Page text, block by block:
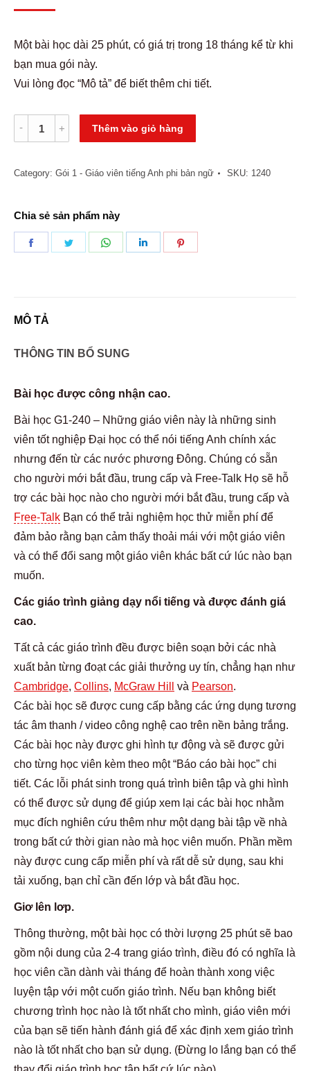
28.000.000VNĐ.là:
Một bài học dài 25 phút, có giá trị trong 18 tháng kể từ khi
bạn mua gói này.
Vui lòng đọc “Mô tả” để biết thêm chi tiết.
240
-
Giáo
phi
ngữ
Thêm vào giỏ hàng
Category: Gói 1 - Giáo viên tiếng Anh phi bản ngữ SKU: 1240
Chia sẻ sản phẩm này
Share
Share
Share
Share
MÔ TẢ
THÔNG TIN BỔ SUNG
Bài học được công nhận cao.
Bài học G1-240 – Những giáo viên này là những sinh
viên tốt nghiệp Đại học có thể nói tiếng Anh chính xác
nhưng đến từ các nước phương Đông. Chúng có sẵn
cho người mới bắt đầu, trung cấp và Free-Talk Họ sẽ hỗ
trợ các bài học nào cho người mới bắt đầu, trung cấp và
Free-Talk Bạn có thể trải nghiệm học thử miễn phí để
đảm bảo rằng bạn cảm thấy thoải mái với một giáo viên
và có thể đổi sang một giáo viên khác bất cứ lúc nào bạn
muốn.
Các giáo trình giảng dạy nổi tiếng và được đánh giá
cao.
Tất cả các giáo trình đều được biên soạn bởi các nhà
xuất bản từng đoạt các giải thưởng uy tín, chẳng hạn như
Cambridge, Collins, McGraw Hill và Pearson.
Các bài học sẽ được cung cấp bằng các ứng dụng tương
tác âm thanh / video công nghệ cao trên nền bảng trắng.
Các bài học này được ghi hình tự động và sẽ được gửi
cho từng học viên kèm theo một “Báo cáo bài học” chi
tiết. Các lỗi phát sinh trong quá trình biên tập và ghi hình
có thể được sử dụng để giúp xem lại các bài học nhằm
mục đích nghiên cứu thêm như một dạng bài tập về nhà
trong bất cứ thời gian nào mà học viên muốn. Phần mềm
này được cung cấp miễn phí và rất dễ sử dụng, sau khi
tải xuống, bạn chỉ cần đến lớp và bắt đầu học.
Giơ lên lơp.
Thông thường, một bài học có thời lượng 25 phút sẽ bao
gồm nội dung của 2-4 trang giáo trình, điều đó có nghĩa là
học viên cần dành vài tháng để hoàn thành xong việc
luyện tập với một cuốn giáo trình. Nếu bạn không biết
chương trình học nào là tốt nhất cho mình, giáo viên mới
của bạn sẽ tiến hành đánh giá để xác định xem giáo trình
nào là tốt nhất cho bạn sử dụng. (Đừng lo lắng bạn có thể